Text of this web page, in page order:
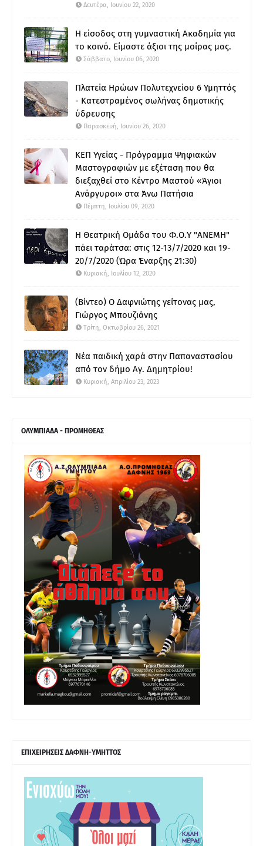
Δευτέρα, Ιουνίου 22, 2020
Η είσοδος στη γυμναστική Ακαδημία για
το κοινό. Είμαστε άξιοι της μοίρας μας.
Σάββατο, Ιουνίου 06, 2020
Πλατεία Ηρώων Πολυτεχνείου 6 Υμηττός
- Κατεστραμένος σωλήνας δημοτικής
ύδρευσης
Παρασκευή, Ιουνίου 26, 2020
ΚΕΠ Υγείας - Πρόγραμμα Ψηφιακών
Μαστογραφιών με εξέταση που θα
διεξαχθεί στο Κέντρο Μαστού «Άγιοι
Ανάργυροι» στα Άνω Πατήσια
Πέμπτη, Ιουλίου 09, 2020
Η Θεατρική Ομάδα του Φ.Ο.Υ "ΑΝΕΜΗ"
πάει ταράτσα: στις 12-13/7/2020 και 19-
20/7/2020 (Ώρα Έναρξης 21:30)
Κυριακή, Ιουλίου 12, 2020
(Βίντεο) Ο Δαφνιώτης γείτονας μας,
Γιώργος Μπουζιάνης
Τρίτη, Οκτωβρίου 26, 2021
Νέα παιδική χαρά στην Παπαναστασίου
από τον δήμο Αγ. Δημητρίου!
Κυριακή, Απριλίου 23, 2023
ΟΛΥΜΠΙΑΔΑ - ΠΡΟΜΗΘΕΑΣ
ΕΠΙΧΕΙΡΗΣΕΙΣ ΔΑΦΝΗ-ΥΜΗΤΤΟΣ